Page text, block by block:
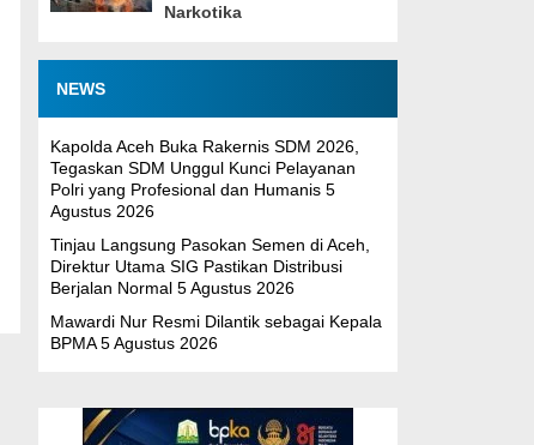
Narkotika
NEWS
Kapolda Aceh Buka Rakernis SDM 2026,
Tegaskan SDM Unggul Kunci Pelayanan
Polri yang Profesional dan Humanis 5
Agustus 2026
Tinjau Langsung Pasokan Semen di Aceh,
Direktur Utama SIG Pastikan Distribusi
Berjalan Normal 5 Agustus 2026
Mawardi Nur Resmi Dilantik sebagai Kepala
BPMA 5 Agustus 2026